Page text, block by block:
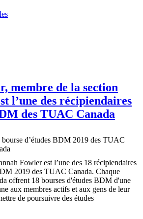
membre de la section
l’une des récipiendaires
des TUAC Canada
Fowler est l’une des 18 récipiendaires
2019 des TUAC Canada. Chaque
offrent 18 bourses d'études BDM d'une
aux membres actifs et aux gens de leur
de poursuivre des études